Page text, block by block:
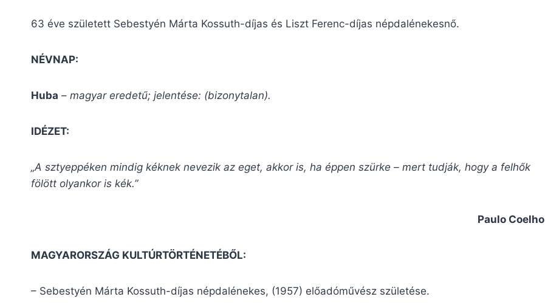
63 éve született Sebestyén Márta Kossuth-díjas és Liszt Ferenc-díjas népdalénekesnő.
NÉVNAP:
Huba – magyar eredetű; jelentése: (bizonytalan).
IDÉZET:
„A sztyeppéken mindig kéknek nevezik az eget, akkor is, ha éppen szürke – mert tudják, hogy a felhők
fölött olyankor is kék.”
Paulo Coelho
MAGYARORSZÁG KULTÚRTÖRTÉNETÉBŐL:
– Sebestyén Márta Kossuth-díjas népdalénekes, (1957) előadóművész születése.